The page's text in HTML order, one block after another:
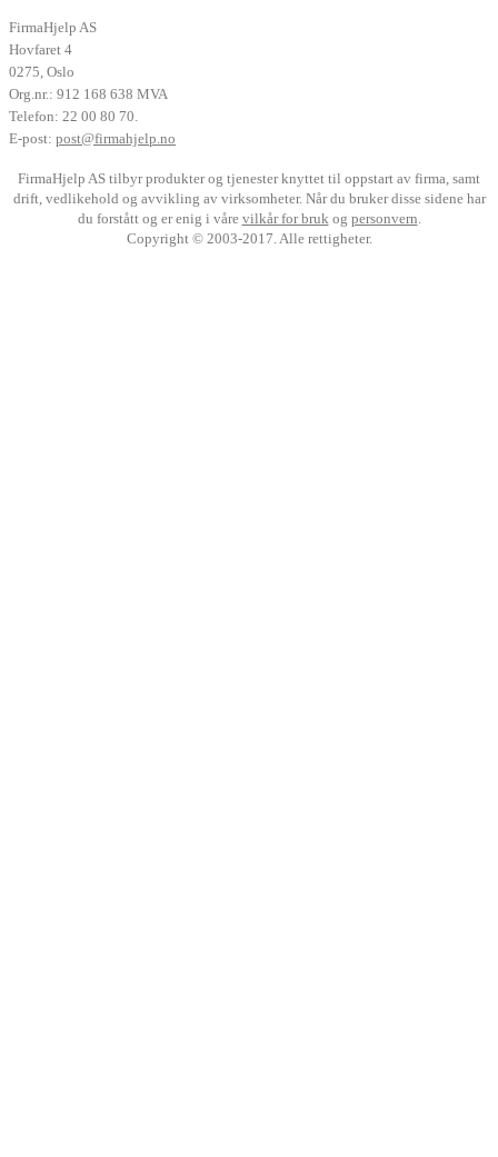
FirmaHjelp AS
Hovfaret 4
0275, Oslo
Org.nr.: 912 168 638 MVA
Telefon: 22 00 80 70.
E-post: post@firmahjelp.no
FirmaHjelp AS tilbyr produkter og tjenester knyttet til oppstart av firma, samt
drift, vedlikehold og avvikling av virksomheter. Når du bruker disse sidene har
du forstått og er enig i våre vilkår for brukog personvern.
Copyright © 2003-2017. Alle rettigheter.